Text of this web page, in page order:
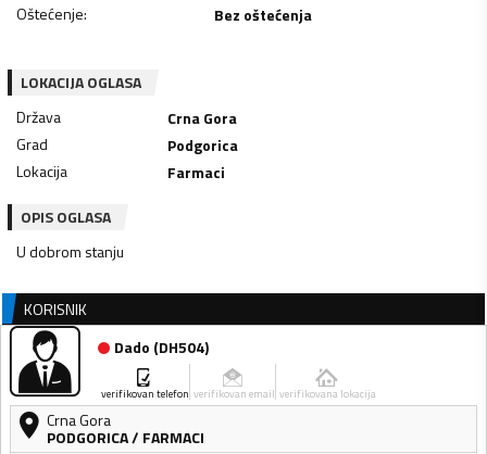
Oštećenje: Bez oštećenja
LOKACIJA OGLASA
Država
Crna Gora
Grad
Podgorica
Lokacija
Farmaci
OPIS OGLASA
U dobrom stanju
KORISNIK
Dado (DH504)
verifikovan telefon verifikovan email verifikovana lokacija
Crna Gora
PODGORICA/ FARMACI